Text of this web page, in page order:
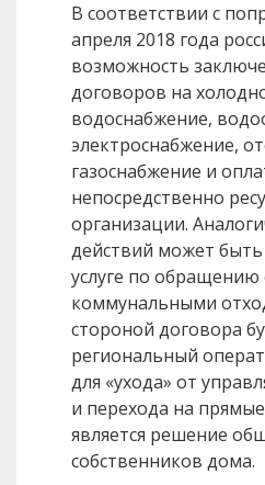
В соответствии с
апреля 2018 года
возможность
договоров на
водоснабжение,
электроснабжение,
газоснабжение и
непосредственно
организации.
действий может
услуге по
коммунальными
стороной договора
региональный
для «ухода» от
и перехода на
является решение
собственников дома.